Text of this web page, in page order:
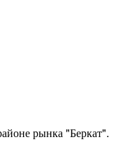
рынка "Беркат".